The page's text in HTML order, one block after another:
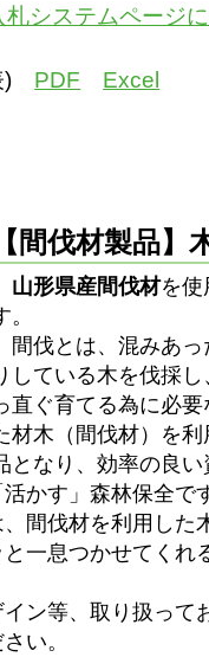
システムページ
) PDF Excel
【間伐材製品
山形県産間伐材を使
。
間伐とは、混みあっ
している木を伐採
直ぐ育てる為に必
材木（間伐材）を
となり、効率の良
かす」森林保全で
間伐材を利用した
一息つかせてくれ
ン等、取り扱って
い。